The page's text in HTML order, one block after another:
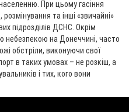
При цьому гасіння
та інші «звичайні»
підрозділів ДСНС. Окрім
небезпекою на Донеччині, часто
обстріли, виконуючи свої
в таких умовах – не розкіш, а
і тих, кого вони